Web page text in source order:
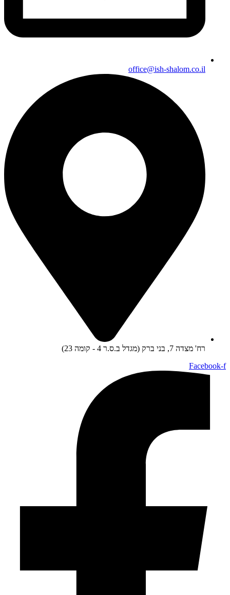
office@ish-shalom.co.il
רח' מצדה 7, בני ברק (מגדל ב.ס.ר 4 - קומה 23)
Facebook-f